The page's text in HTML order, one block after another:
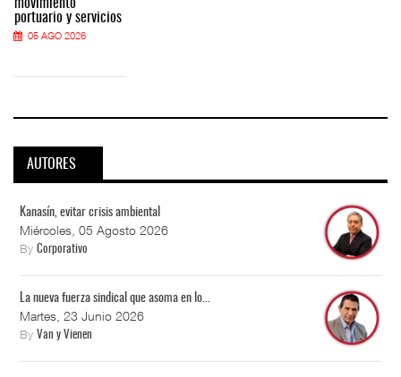
movimiento
portuario y servicios
05 AGO 2026
AUTORES
Kanasín, evitar crisis ambiental
Miércoles, 05 Agosto 2026
By Corporativo
La nueva fuerza sindical que asoma en lo...
Martes, 23 Junio 2026
By Van y Vienen